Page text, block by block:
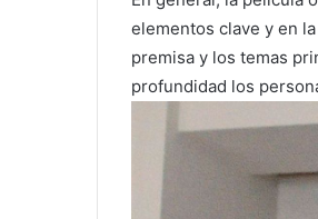
elementos clave y en
premisa y los temas
profundidad los